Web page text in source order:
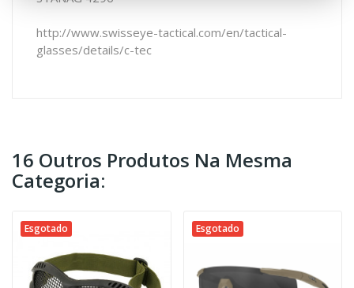
http://www.swisseye-tactical.com/en/tactical-
glasses/details/c-tec
16 Outros Produtos Na Mesma
Categoria:
Esgotado Esgotado